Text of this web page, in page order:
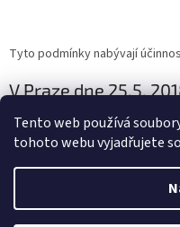
Tento web používá
tohoto webu vyjadřujete
Tyto podmínky nabývají
V Praze dne